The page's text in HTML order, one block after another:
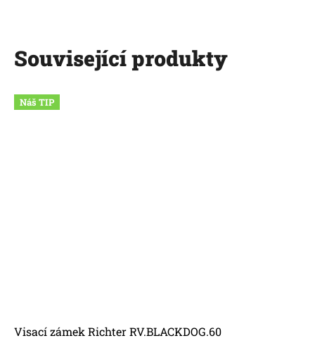
Související produkty
Náš TIP
Visací zámek Richter RV.BLACKDOG.60